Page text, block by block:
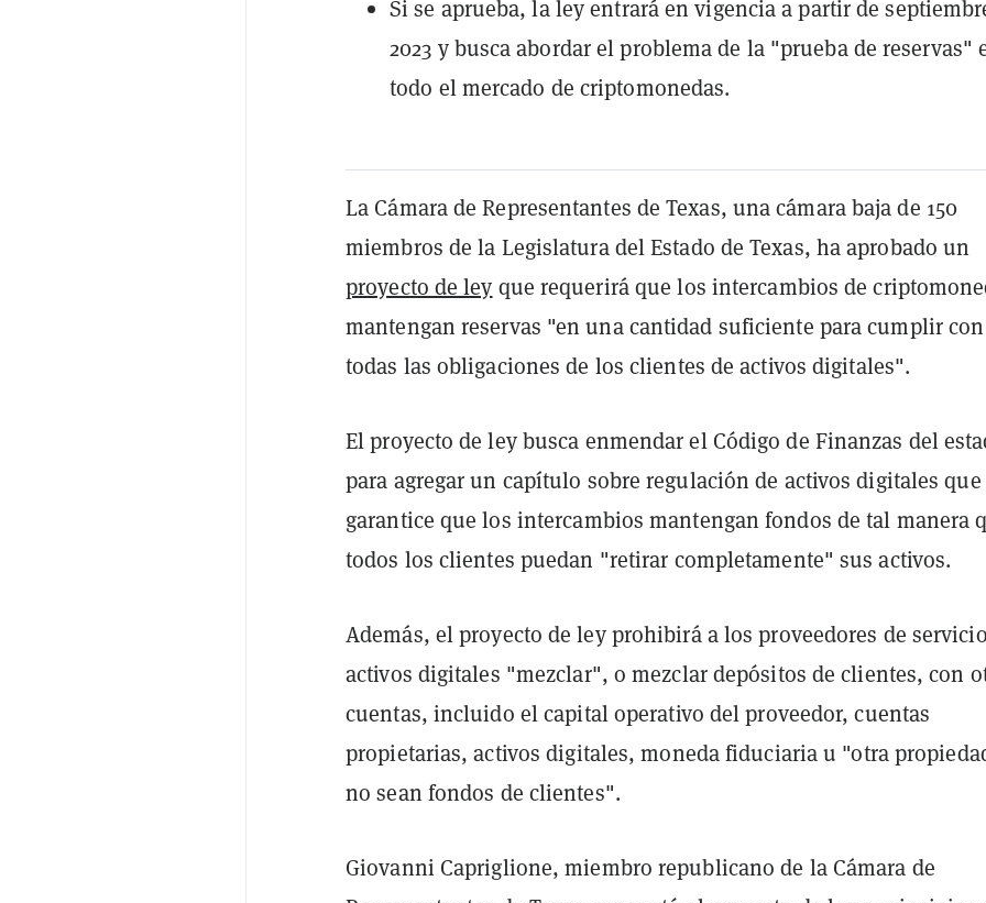
Si se aprueba, la ley entrará en vigencia a partir de
2023 y busca abordar el problema de la "prueba de reservas"
todo el mercado de criptomonedas.
La Cámara de Representantes de Texas, una cámara baja de 150
miembros de la Legislatura del Estado de Texas, ha aprobado un
proyecto de ley que requerirá que los intercambios de
mantengan reservas "en una cantidad suficiente para cumplir con
todas las obligaciones de los clientes de activos digitales".
El proyecto de ley busca enmendar el Código de Finanzas del
para agregar un capítulo sobre regulación de activos digitales que
garantice que los intercambios mantengan fondos de tal manera
todos los clientes puedan "retirar completamente" sus activos.
Además, el proyecto de ley prohibirá a los proveedores de
activos digitales "mezclar", o mezclar depósitos de clientes, con
cuentas, incluido el capital operativo del proveedor, cuentas
propietarias, activos digitales, moneda fiduciaria u "otra
no sean fondos de clientes".
Giovanni Capriglione, miembro republicano de la Cámara de